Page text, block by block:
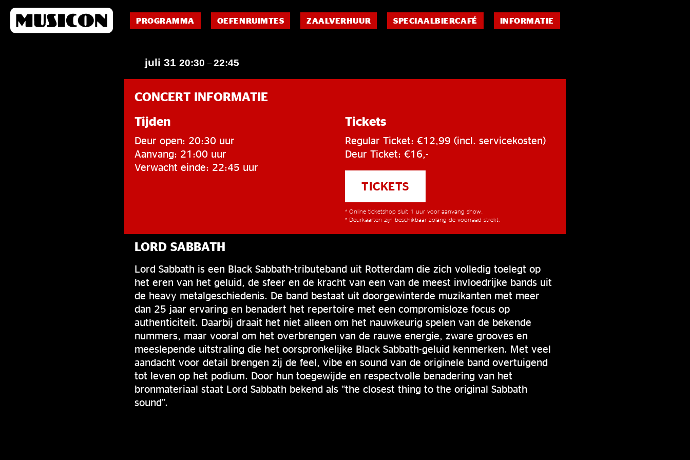
PROGRAMMA OEFENRUIMTES ZAALVERHUUR SPECIAALBIERCAFÉ INFORMATIE
juli 31 20:30 –22:45
CONCERT INFORMATIE
Tijden
Deur open: 20:30 uur
Aanvang: 21:00 uur
Verwacht einde: 22:45 uur
Tickets
Regular Ticket: €12,99 (incl. servicekosten)
Deur Ticket: €16,-
TICKETS
* Online ticketshop sluit 1 uur voor aanvang show.
* Deurkaarten zijn beschikbaar zolang de voorraad strekt.
LORD SABBATH
Lord Sabbath is een Black Sabbath-tributeband uit Rotterdam die zich volledig toelegt op
het eren van het geluid, de sfeer en de kracht van een van de meest invloedrijke bands uit
de heavy metalgeschiedenis. De band bestaat uit doorgewinterde muzikanten met meer
dan 25 jaar ervaring en benadert het repertoire met een compromisloze focus op
authenticiteit. Daarbij draait het niet alleen om het nauwkeurig spelen van de bekende
nummers, maar vooral om het overbrengen van de rauwe energie, zware grooves en
meeslepende uitstraling die het oorspronkelijke Black Sabbath-geluid kenmerken. Met veel
aandacht voor detail brengen zij de feel, vibe en sound van de originele band overtuigend
tot leven op het podium. Door hun toegewijde en respectvolle benadering van het
bronmateriaal staat Lord Sabbath bekend als “the closest thing to the original Sabbath
sound”.